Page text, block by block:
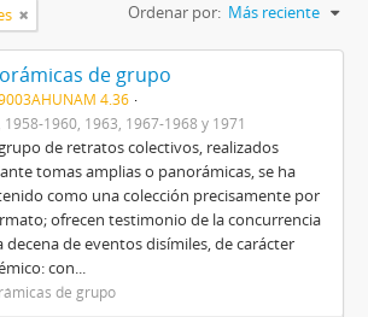
Ordenar por: Más reciente
de grupo
4.36
1958-1960, 1963, 1967-1968 y 1971
de retratos colectivos, realizados
tomas amplias o panorámicas, se ha
como una colección precisamente por
ofrecen testimonio de la concurrencia
decena de eventos disímiles, de carácter
con...
de grupo